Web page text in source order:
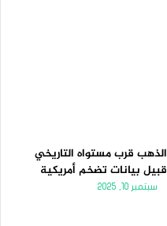
الذهب قرب مستواه التاريخي
قبيل بيانات تضخم أمريكية
سبتمبر 10, 2025